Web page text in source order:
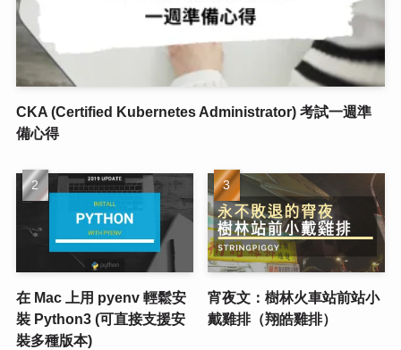
CKA (Certified Kubernetes Administrator) 考試一週準
備心得
在 Mac 上用 pyenv 輕鬆安
裝 Python3 (可直接支援安
裝多種版本)
宵夜文：樹林火車站前站小
戴雞排（翔皓雞排）